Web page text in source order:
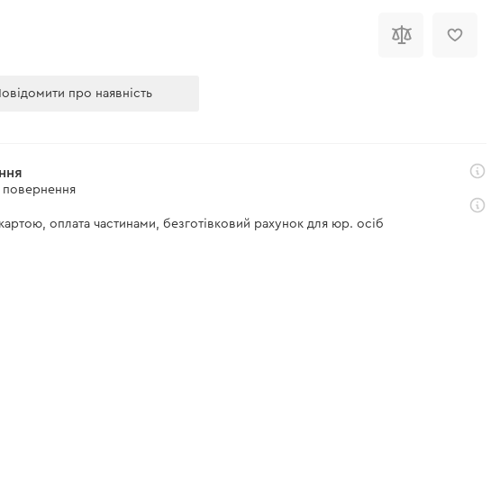
про наявність
повернення
оплата частинами, безготівковий рахунок для юр. осіб